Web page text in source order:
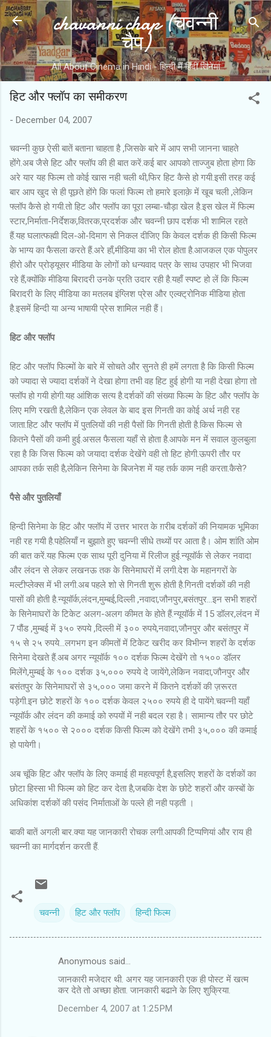
Skip to main content
chavanni chap (चवन्नी
चैप)
All About Cinema in Hindi - हिन्दी में हिंदी सिनेमा
हिट और फ्लॉप का समीकरण
- December 04, 2007
चवन्नी कुछ ऐसी बातें बताना चाहता है ,जिसके बारे में आप सभी जानना चाहते
होंगे.अब जैसे हिट और फ्लॉप की ही बात करें.कई बार आपको ताज्जुब होता होगा कि
अरे यार यह फिल्म तो कोई खास नही चली थी,फिर हिट कैसे हो गयी.इसी तरह कई
बार आप खुद से ही पूछते होंगे कि फलां फिल्म तो हमारे इलाक़े में खूब चली ,लेकिन
फ्लॉप कैसे हो गयी.तो हिट और फ्लॉप का पूरा लम्बा-चौड़ा खेल है.इस खेल में फिल्म
स्टार,निर्माता-निर्देशक,वितरक,प्रदर्शक और चवन्नी छाप दर्शक भी शामिल रहते
हैं.यह घलात्फह्मी दिल-ओ-दिमाग से निकल दीजिए कि केवल दर्शक ही किसी फिल्म
के भाग्य का फैसला करते हैं.अरे हाँ,मीडिया का भी रोल होता है.आजकल एक पोपुलर
हीरो और प्रोड्यूसर मीडिया के लोगों को धन्यवाद पत्र के साथ उपहार भी भिजवा
रहे हैं,क्योंकि मीडिया बिरादरी उनके प्रति उदार रही है.यहाँ स्पष्ट हो लें कि फिल्म
बिरादरी के लिए मीडिया का मतलब इंग्लिश प्रेस और एल्क्ट्रोनिक मीडिया होता
है.इसमें हिन्दी या अन्य भाषायी प्रेस शामिल नही हैं।
हिट और फ्लॉप
हिट और फ्लॉप फिल्मों के बारे में सोचते और सुनते ही हमें लगता है कि किसी फिल्म
को ज्यादा से ज्यादा दर्शकों ने देखा होगा तभी वह हिट हुई होगी या नही देखा होगा तो
फ्लॉप हो गयी होगी.यह आंशिक सत्य है.दर्शकों की संख्या फिल्म के हिट और फ्लॉप के
लिए मणि रखती है,लेकिन एक लेवल के बाद इस गिनती का कोई अर्थ नही रह
जाता.हिट और फ्लॉप में पुतलियों की नही पैसों कि गिनती होती है.किस फिल्म से
कितने पैसों की कमी हुई.असल फैसला यहाँ से होता है.आपके मन में सवाल कुलबुला
रहा है कि जिस फिल्म को जयादा दर्शक देखेंगे वही तो हिट होगी.ऊपरी तौर पर
आपका तर्क सही है,लेकिन सिनेमा के बिजनेश में यह तर्क काम नही करता.कैसे?
पैसे और पुतलियाँ
हिन्दी सिनेमा के हिट और फ्लॉप में उत्तर भारत के ग़रीब दर्शकों की नियामक भूमिका
नही रह गयी है.पहेलियाँ न बुझाते हुए चवन्नी सीधे तथ्यों पर आता है। ओम शांति ओम
की बात करें.यह फिल्म एक साथ पूरी दुनिया में रिलीज हुई.न्यूयॉर्क से लेकर नवादा
और लंदन से लेकर लखनऊ तक के सिनेमाघरों में लगी.देश के महानगरों के
मल्टीप्लेक्स में भी लगी.अब पहले शो से गिनती शुरू होती है.गिनती दर्शकों की नही
पासों की होती है.न्यूयॉर्क,लंदन,मुम्बई,दिल्ली ,नवादा,जौनपुर,बसंतपुर...इन सभी शहरों
के सिनेमाघरों के टिकेट अलग-अलग कीमत के होते हैं.न्यूयॉर्क में 15 डॉलर,लंदन में
7 पौंड ,मुम्बई में ३५० रुपये ,दिल्ली में ३०० रुपये,नवादा,जौनपुर और बसंतपुर में
१५ से २५ रुपये...लगभग इन कीमतों में टिकेट खरीद कर विभीन्न शहरों के दर्शक
सिनेमा देखते हैं.अब अगर न्यूयॉर्क १०० दर्शक फिल्म देखेंगे तो १५०० डॉलर
मिलेंगे,मुम्बई के १०० दर्शक ३५,००० रुपये दे जायेंगे,लेकिन नवादा,जौनपुर और
बसंतपुर के सिनेमाघरों से ३५,००० जमा करने में कितने दर्शकों की ज़रूरत
पड़ेगी.इन छोटे शहरों के १०० दर्शक केवल २५०० रुपये ही दे पायेंगे.चवन्नी यहाँ
न्यूयॉर्क और लंदन की कमाई को रुपयों में नही बदल रहा है। सामान्य तौर पर छोटे
शहरों के १५०० से २००० दर्शक किसी फिल्म को देखेंगे तभी ३५,००० की कमाई
हो पायेगी।
अब चूंकि हिट और फ्लॉप के लिए कमाई ही महत्वपूर्ण है,इसलिए शहरों के दर्शकों का
छोटा हिस्सा भी फिल्म को हिट कर देता है,जबकि देश के छोटे शहरों और कस्बों के
अधिकांश दर्शकों की पसंद निर्माताओं के पल्ले ही नही पड़ती ।
बाकी बातें अगली बार.क्या यह जानकारी रोचक लगी.आपकी टिप्पणियां और राय ही
चवन्नी का मार्गदर्शन करती हैं.
चवन्नी हिट और फ्लॉप हिन्दी फिल्म
Anonymous said…
जानकारी मजेदार थी. अगर यह जानकारी एक ही पोस्ट में खत्म
कर देते तो अच्छा होता. जानकारी बढाने के लिए शुक्रिया.
December 4, 2007 at 1:25 PM